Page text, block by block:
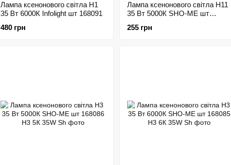
Лампа ксенонового світла H1
35 Вт 6000К Infolight шт 168091
480 грн
Лампа ксенонового світла H11
35 Вт 5000К SHO-ME шт
255 грн